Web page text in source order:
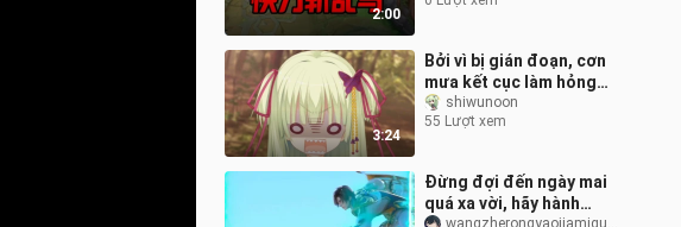
2:00
3:24
Bởi vì bị gián đoạn, cơn
mưa kết cục làm hỏng
bởi darkin
shiwunoon
55 Lượt xem
Đừng đợi đến ngày mai
quá xa vời, hãy hành